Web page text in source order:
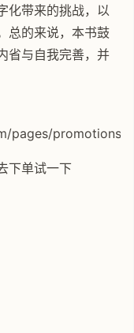
化带来的挑战，以
总的来说，本书鼓
省与自我完善，并
pages/promotions/
下单试一下